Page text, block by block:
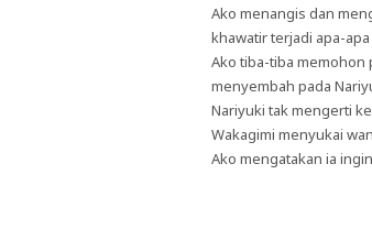
Ako menangis dan
khawatir terjadi apa-
Ako tiba-tiba memohon
menyembah pada
Nariyuki tak mengerti
Wakagimi menyukai
Ako mengatakan ia